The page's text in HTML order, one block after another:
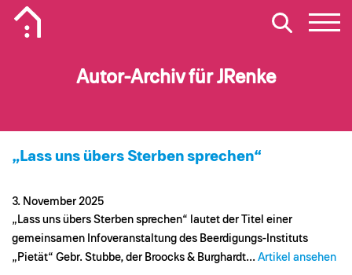
Autor-Archiv für JRenke
„Lass uns übers Sterben sprechen“
3. November 2025
„Lass uns übers Sterben sprechen“ lautet der Titel einer
gemeinsamen Infoveranstaltung des Beerdigungs-Instituts
„Pietät“ Gebr. Stubbe, der Broocks & Burghardt... Artikel ansehen
Mobiles Logo Mission Lebenshaus